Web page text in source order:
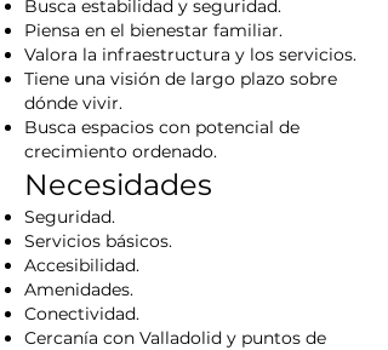
Busca estabilidad y seguridad.
Piensa en el bienestar familiar.
Valora la infraestructura y los servicios.
Tiene una visión de largo plazo sobre
dónde vivir.
Busca espacios con potencial de
crecimiento ordenado.
Necesidades
Seguridad.
Servicios básicos.
Accesibilidad.
Amenidades.
Conectividad.
Cercanía con Valladolid y puntos de